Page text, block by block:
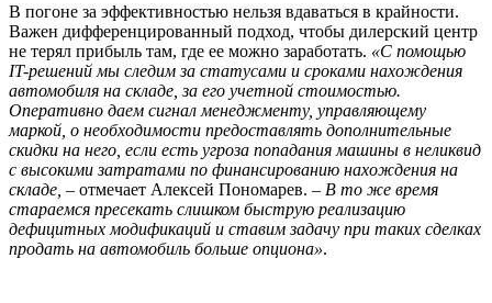
В погоне за эффективностью нельзя вдаваться в крайности.
Важен дифференцированный подход, чтобы дилерский центр
не терял прибыль там, где ее можно заработать. «С помощью
IT-решений мы следим за статусами и сроками нахождения
автомобиля на складе, за его учетной стоимостью.
Оперативно даем сигнал менеджменту, управляющему
маркой, о необходимости предоставлять дополнительные
скидки на него, если есть угроза попадания машины в неликвид
с высокими затратами по финансированию нахождения на
складе, – отмечает Алексей Пономарев. – В то же время
стараемся пресекать слишком быструю реализацию
дефицитных модификаций и ставим задачу при таких сделках
продать на автомобиль больше опциона».